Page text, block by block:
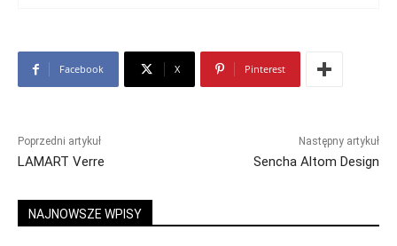
Facebook X Pinterest
Poprzedni artykuł
LAMART Verre
Następny artykuł
Sencha Altom Design
NAJNOWSZE WPISY